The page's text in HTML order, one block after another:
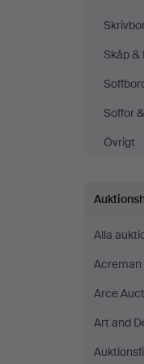
Skåp &
Soffor
Övrigt
Alla
Acreman
Arce
Art and